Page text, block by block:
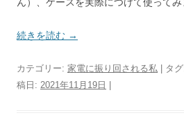
ん）、ケースを実際につけて使ってみ
続きを読む →
カテゴリー: 家電に振り回される私 | タ
稿日: 2021年11月19日